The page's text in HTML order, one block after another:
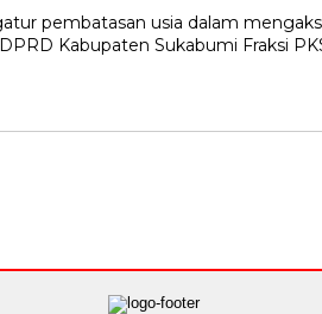
pembatasan usia dalam
Kabupaten Sukabumi Fraksi